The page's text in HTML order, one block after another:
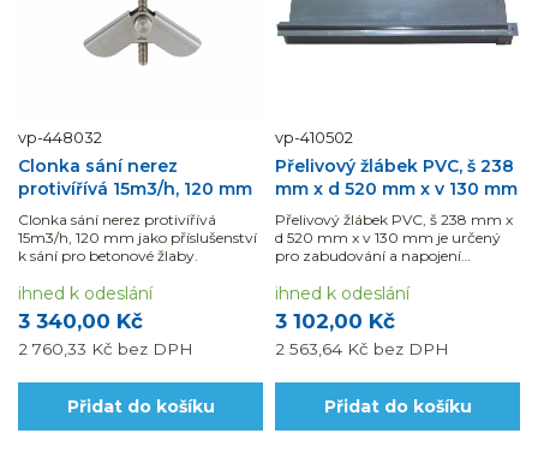
vp-448032
Clonka sání nerez
protivířívá 15m3/h, 120 mm
Clonka sání nerez protivířívá
15m3/h, 120 mm jako příslušenství
k sání pro betonové žlaby.
3 340,00 Kč
2 760,33 Kč bez DPH
ihned k odeslání
Přidat do košíku
vp-410502
Přelivový žlábek PVC, š 238
mm x d 520 mm x v 130 mm
Přelivový žlábek PVC, š 238 mm x
d 520 mm x v 130 mm je určený
pro zabudování a napojení
3 102,00 Kč
2 563,64 Kč bez DPH
ihned k odeslání
Přidat do košíku